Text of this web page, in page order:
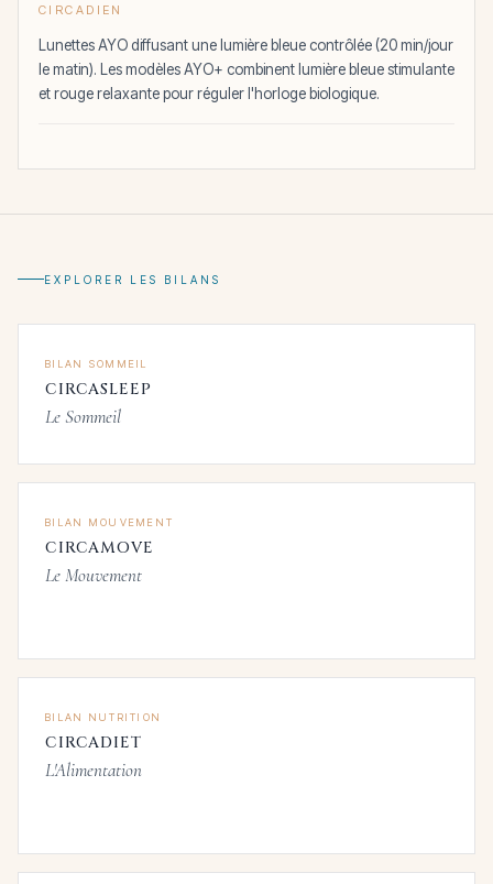
CIRCADIEN
Lunettes AYO diffusant une lumière bleue contrôlée (20 min/jour
le matin). Les modèles AYO+ combinent lumière bleue stimulante
et rouge relaxante pour réguler l'horloge biologique.
EXPLORER LES BILANS
BILAN SOMMEIL
CIRCASLEEP
Le Sommeil
BILAN MOUVEMENT
CIRCAMOVE
Le Mouvement
BILAN NUTRITION
CIRCADIET
L'Alimentation